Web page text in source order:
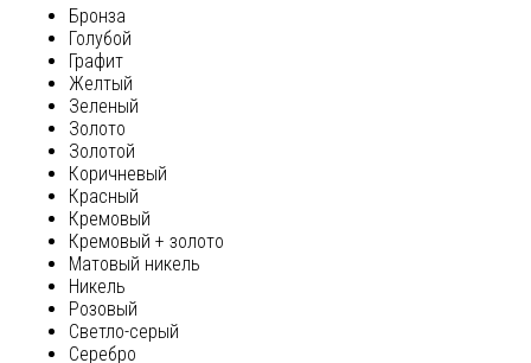
Бронза
Голубой
Графит
Желтый
Зеленый
Золото
Золотой
Коричневый
Красный
Кремовый
Кремовый + золото
Матовый никель
Никель
Розовый
Светло-серый
Серебро